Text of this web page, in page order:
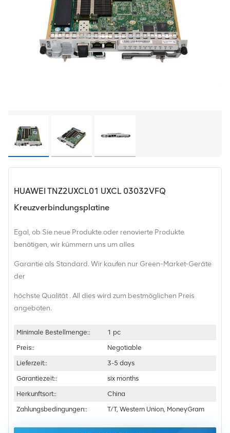
HUAWEI TNZ2UXCL01 UXCL 03032VFQ
Kreuzverbindungsplatine
Egal, ob Sie neue Produkte oder renovierte Produkte
benötigen, wir kümmern uns um alles
Garantie als Standard. Wir kaufen nur Green-Market-Geräte
der
höchste Qualität . All dies wird zum bestmöglichen Preis
angeboten.
Minimale Bestellmenge::
1 pc
Preis::
Negotiable
Lieferzeit::
3-5 days
Garantiezeit::
six months
Herkunftsort::
China
Zahlungsbedingungen::
T/T, Western Union, MoneyGram